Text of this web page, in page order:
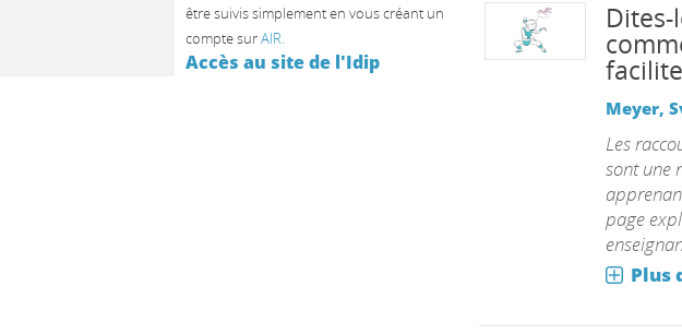
Meyer,
Les
sont une
page
Plus
être suivis simplement en vous créant un
compte surAIR.
Accès au site de l'Idip